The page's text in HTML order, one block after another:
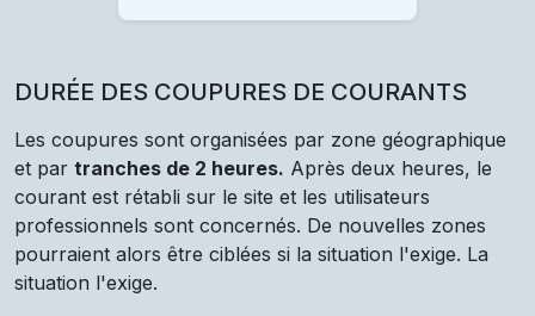
DURÉE DES COUPURES DE COURANTS
Les coupures sont organisées par zone géographique
et par tranches de 2 heures. Après deux heures, le
courant est rétabli sur le site et les utilisateurs
professionnels sont concernés. De nouvelles zones
pourraient alors être ciblées si la situation l'exige. La
situation l'exige.